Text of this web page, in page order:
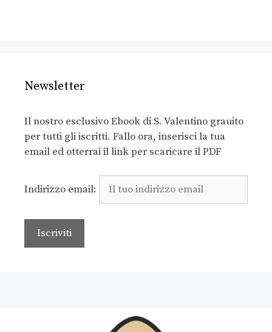
Newsletter
Il nostro esclusivo Ebook di S. Valentino grauito
per tutti gli iscritti. Fallo ora, inserisci la tua
email ed otterrai il link per scaricare il PDF
Indirizzo email: